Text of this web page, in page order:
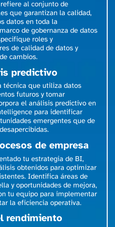
al conjunto de
que garantizan la calidad,
datos en toda la
de gobernanza de datos
roles y
de calidad de datos y
cambios.
predictivo
técnica que utiliza datos
futuros y tomar
el análisis predictivo en
para identificar
emergentes que de
de empresa
tu estrategia de BI,
obtenidos para optimizar
Identifica áreas de
y oportunidades de mejora,
tu equipo para implementar
la eficiencia operativa.
rendimiento